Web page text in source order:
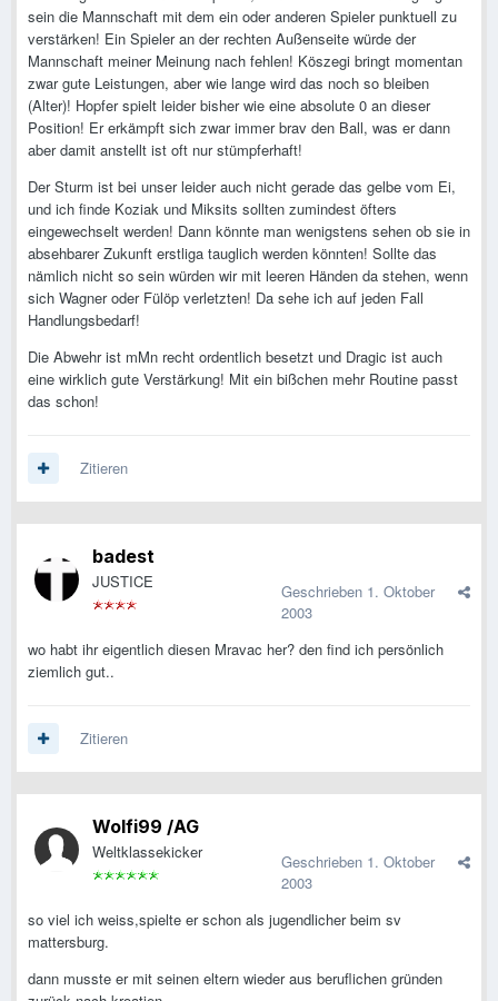
sein die Mannschaft mit dem ein oder anderen Spieler punktuell zu
verstärken! Ein Spieler an der rechten Außenseite würde der
Mannschaft meiner Meinung nach fehlen! Köszegi bringt momentan
zwar gute Leistungen, aber wie lange wird das noch so bleiben
(Alter)! Hopfer spielt leider bisher wie eine absolute 0 an dieser
Position! Er erkämpft sich zwar immer brav den Ball, was er dann
aber damit anstellt ist oft nur stümpferhaft!
Der Sturm ist bei unser leider auch nicht gerade das gelbe vom Ei,
und ich finde Koziak und Miksits sollten zumindest öfters
eingewechselt werden! Dann könnte man wenigstens sehen ob sie in
absehbarer Zukunft erstliga tauglich werden könnten! Sollte das
nämlich nicht so sein würden wir mit leeren Händen da stehen, wenn
sich Wagner oder Fülöp verletzten! Da sehe ich auf jeden Fall
Handlungsbedarf!
Die Abwehr ist mMn recht ordentlich besetzt und Dragic ist auch
eine wirklich gute Verstärkung! Mit ein bißchen mehr Routine passt
das schon!
Zitieren
badest
JUSTICE Geschrieben 1. Oktober
2003
wo habt ihr eigentlich diesen Mravac her? den find ich persönlich
ziemlich gut..
Zitieren
Wolfi99 /AG
Weltklassekicker Geschrieben 1. Oktober
2003
so viel ich weiss,spielte er schon als jugendlicher beim sv
mattersburg.
dann musste er mit seinen eltern wieder aus beruflichen gründen